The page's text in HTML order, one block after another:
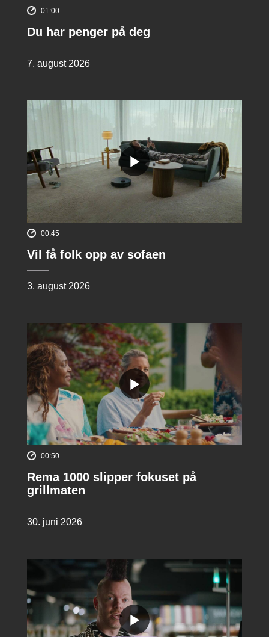
01:00
Du har penger på deg
7. august 2026
00:45
Vil få folk opp av sofaen
3. august 2026
00:50
Rema 1000 slipper fokuset på
grillmaten
30. juni 2026